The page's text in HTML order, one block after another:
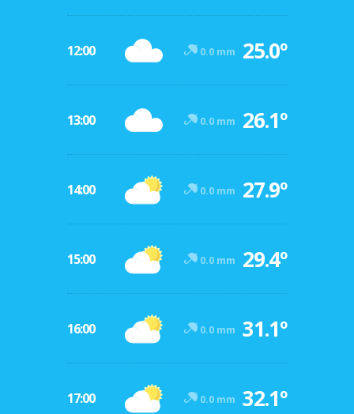
12:00 0.0 mm 25.0º
13:00 0.0 mm 26.1º
14:00 0.0 mm 27.9º
15:00 0.0 mm 29.4º
16:00 0.0 mm 31.1º
17:00 0.0 mm 32.1º